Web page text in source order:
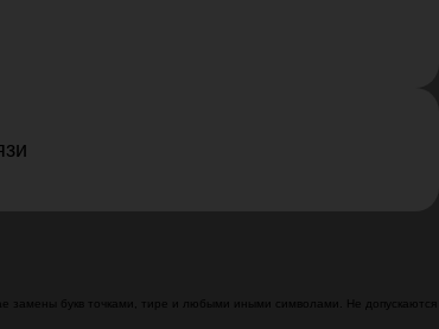
замены букв точками, тире и любыми иными символами. Не допускаются